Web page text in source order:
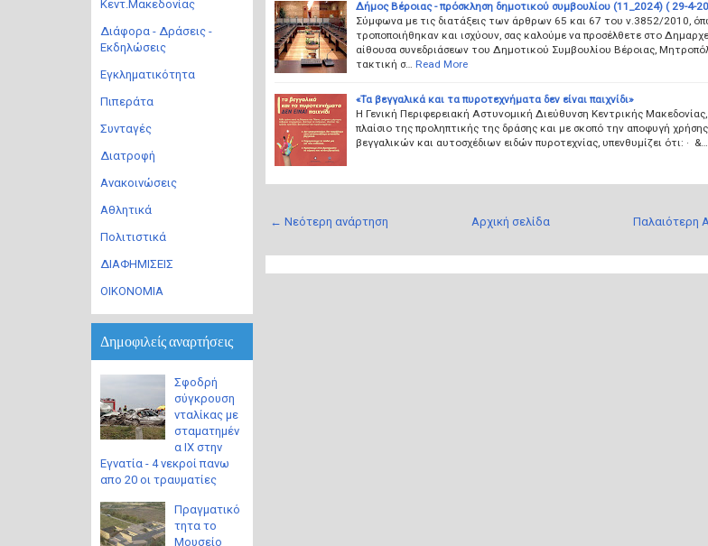
Δήμος Βέροιας - πρόσκληση δημοτικού συμβουλίου (11_2024) ( 29-4-
Σύμφωνα με τις διατάξεις των άρθρων 65 και 67 του ν.3852/2010,
τροποποιήθηκαν και ισχύουν, σας καλούμε να προσέλθετε στο
αίθουσα συνεδριάσεων του Δημοτικού Συμβουλίου Βέροιας,
τακτική σ…
Read More
«Τα βεγγαλικά και τα πυροτεχνήματα δεν είναι παιχνίδι»
Η Γενική Περιφερειακή Αστυνομική Διεύθυνση Κεντρικής
πλαίσιο της προληπτικής της δράσης και με σκοπό την αποφυγή
βεγγαλικών και αυτοσχέδιων ειδών πυροτεχνίας, υπενθυμίζει ότι: · &…
← Νεότερη ανάρτηση Παλαιότερη
Αρχική σελίδα
Κεντ.Μακεδονίας
Διάφορα - Δράσεις -
Εκδηλώσεις
Εγκληματικότητα
Πιπεράτα
Συνταγές
Διατροφή
Ανακοινώσεις
Αθλητικά
Πολιτιστικά
ΔΙΑΦΗΜΙΣΕΙΣ
ΟΙΚΟΝΟΜΙΑ
Δημοφιλείς αναρτήσεις
Σφοδρή
σύγκρουση
νταλίκας με
σταματημέν
α ΙΧ στην
Εγνατία - 4 νεκροί πανω
απο 20 οι τραυματίες
Πραγματικό
τητα το
Μουσείο